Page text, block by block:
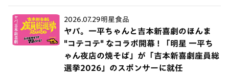
2026.07.29明星食品
ヤバ。一平ちゃんと吉本新喜劇のほんま
"コテコテ" なコラボ開幕 ! 「明星 一平ち
ゃん夜店の焼そば」が「吉本新喜劇座員総
選挙2026」のスポンサーに就任